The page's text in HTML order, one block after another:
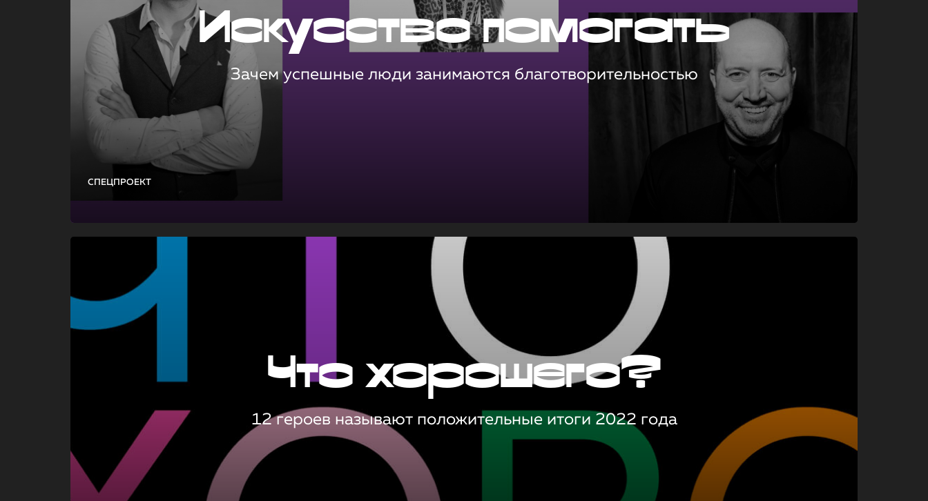
СПЕЦПРОЕКТ
Искусство помогать
Зачем успешные люди занимаются благотворительностью
Что хорошего?
12 героев называют положительные итоги 2022 года